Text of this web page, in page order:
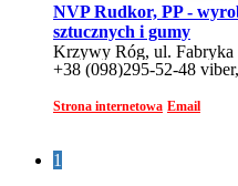
NVP Rudkor, PP -
sztucznych i gumy
Krzywy Róg, ul. Fabryka
+38 (098)295-52-48
Strona internetowa Email
1